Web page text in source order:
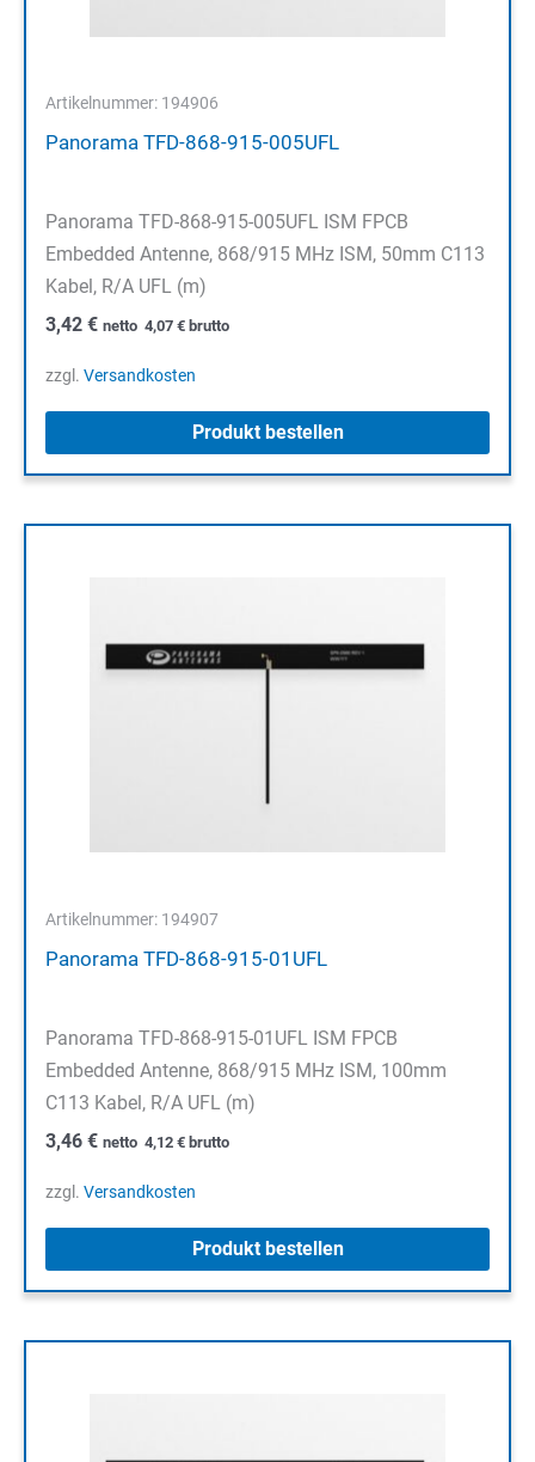
Artikelnummer: 194906
Panorama TFD-868-915-005UFL
Panorama TFD-868-915-005UFL ISM FPCB
Embedded Antenne, 868/915 MHz ISM, 50mm C113
Kabel, R/A UFL (m)
3,42 € netto 4,07 € brutto
zzgl. Versandkosten
Produkt bestellen
Artikelnummer: 194907
Panorama TFD-868-915-01UFL
Panorama TFD-868-915-01UFL ISM FPCB
Embedded Antenne, 868/915 MHz ISM, 100mm
C113 Kabel, R/A UFL (m)
3,46 € netto 4,12 € brutto
zzgl. Versandkosten
Produkt bestellen